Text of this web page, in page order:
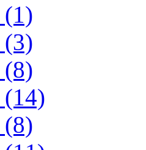
(1)
(3)
(8)
(14)
(8)